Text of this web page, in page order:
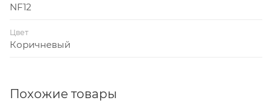
NF12
Цвет
Коричневый
Похожие товары